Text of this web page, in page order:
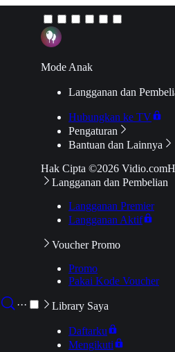
···
Mode Anak
Langganan dan
Hubungkan ke TV
Pengaturan
Bantuan dan Lainnya
Hak Cipta ©2026 Vidio.com
Langganan dan Pembelian
Langganan Premier
Langganan Aktif
Voucher Promo
Promo
Pakai Kode Voucher
Library Saya
Daftarku
Mengikuti